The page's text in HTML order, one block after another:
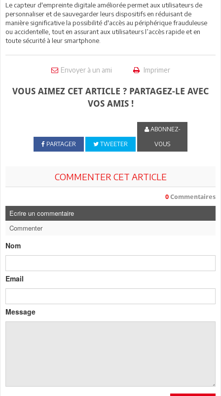
Le capteur d'empreinte digitale améliorée permet aux utilisateurs de
personnaliser et de sauvegarder leurs dispositifs en réduisant de
manière significative la possibilité d'accès au périphérique frauduleuse
ou accidentelle, tout en assurant aux utilisateurs l’accès rapide et en
toute sécurité à leur smartphone.
Envoyer à un ami Imprimer
VOUS AIMEZ CET ARTICLE ? PARTAGEZ-LE AVEC
VOS AMIS !
PARTAGER TWEETER
ABONNEZ-
VOUS
COMMENTER CET ARTICLE
0 Commentaires
Ecrire un commentaire
Commenter
Nom
Email
Message